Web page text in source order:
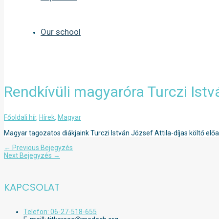
Our school
Rendkívüli magyaróra Turczi
Főoldali hír, Hírek, Magyar
Magyar tagozatos diákjaink Turczi István József Attila-díjas költő
Bejegyzés
navigáció
← Previous Bejegyzés
Next Bejegyzés →
KAPCSOLAT
Telefon: 06-27-518-655